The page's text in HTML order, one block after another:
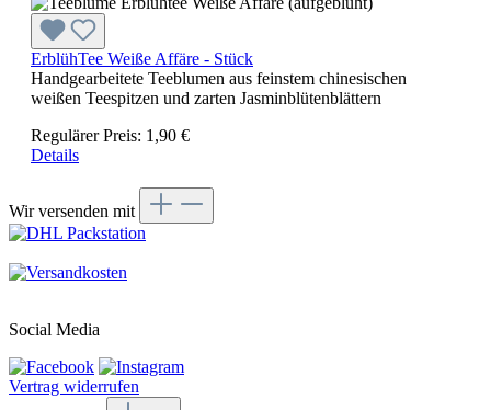
ErblühTee Weiße Affäre - Stück
Handgearbeitete Teeblumen aus feinstem chinesischen
weißen Teespitzen und zarten Jasminblütenblättern
Regulärer Preis: 1,90 €
Details
Wir versenden mit
Social Media
Vertrag widerrufen